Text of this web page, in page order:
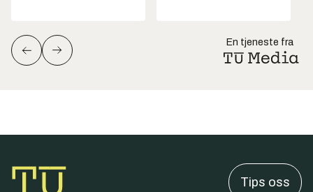
En tjeneste fra
Tips oss